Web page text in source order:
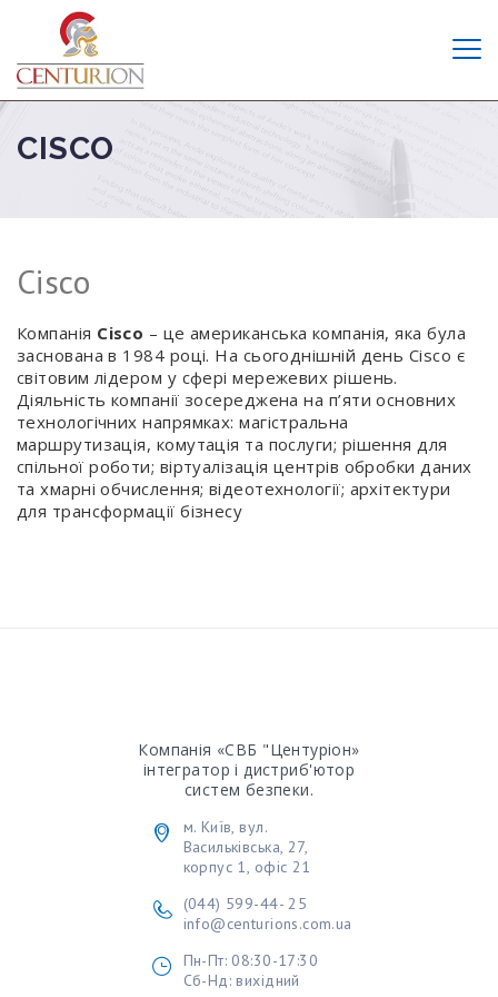
CISCO
Cisco
Компанія Cisco – це американська компанія, яка була
заснована в 1984 році. На сьогоднішній день Cisco є
світовим лідером у сфері мережевих рішень.
Діяльність компанії зосереджена на п’яти основних
технологічних напрямках: магістральна
маршрутизація, комутація та послуги; рішення для
спільної роботи; віртуалізація центрів обробки даних
та хмарні обчислення; відеотехнології; архітектури
для трансформації бізнесу
Компанія «СВБ "Центуріон»
інтегратор і дистриб'ютор
систем безпеки.
м. Київ, вул.
Васильківська, 27,
корпус 1, офіс 21
(044) 599-44- 25
info@centurions.com.ua
Пн-Пт: 08:30-17:30
Cб-Нд: вихідний